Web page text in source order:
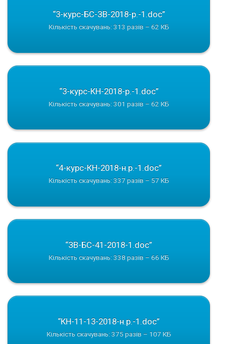
“3-курс-БС-ЗВ-2018-р.-1.doc”
Кількість скачувань: 313 разів – 62 КБ
“3-курс-КН-2018-р.-1.doc”
Кількість скачувань: 301 разів – 62 КБ
“4-курс-КН-2018-н.р.-1.doc”
Кількість скачувань: 337 разів – 57 КБ
“ЗВ-БС-41-2018-1.doc”
Кількість скачувань: 338 разів – 66 КБ
“КН-11-13-2018-н.р.-1.doc”
Кількість скачувань: 375 разів – 107 КБ